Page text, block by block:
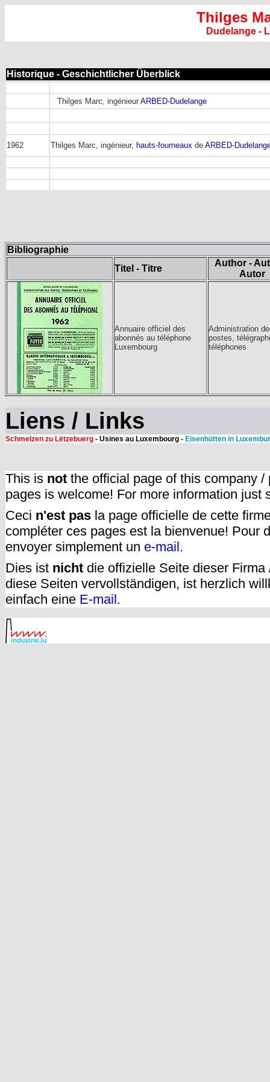
Thilges
Dudelange -
Historique - Geschichtlicher Überblick
Thilges Marc, ingénieur ARBED-Dudelange
1962 Thilges Marc, ingénieur, hauts-fourneaux de ARBED-
Bibliographie
Titel - Titre
Author -
Autor
Annuaire officiel des
abonnés au téléphone
Luxembourg
Administration
postes,
téléphones
Liens / Links
Schmelzen zu Lëtzebuerg - Usines au Luxembourg - Eisenhütten in
This is not the official page of this company
pages is welcome! For more information just
Ceci n'est pas la page officielle de cette
compléter ces pages est la bienvenue! Pour
envoyer simplement un e-mail.
Dies ist nicht die offizielle Seite dieser
diese Seiten vervollständigen, ist herzlich
einfach eine E-mail.